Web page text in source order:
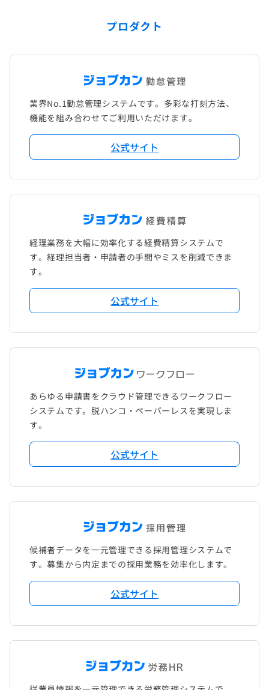
プロダクト
業界No.1勤怠管理システムです。多彩な打刻方法、
機能を組み合わせてご利用いただけます。
公式サイト
経理業務を大幅に効率化する経費精算システムで
す。経理担当者・申請者の手間やミスを削減できま
す。
公式サイト
あらゆる申請書をクラウド管理できるワークフロー
システムです。脱ハンコ・ペーパーレスを実現しま
す。
公式サイト
候補者データを一元管理できる採用管理システムで
す。募集から内定までの採用業務を効率化します。
公式サイト